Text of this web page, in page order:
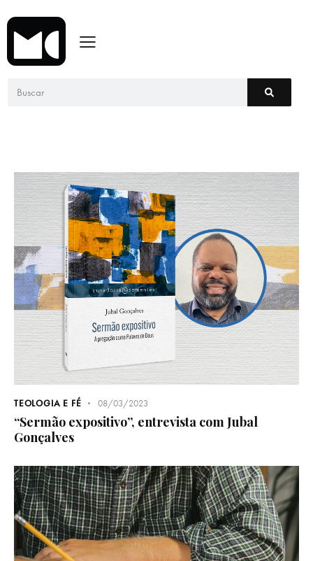
TEOLOGIA E FÉ 08/03/2023
“Sermão expositivo”, entrevista com Jubal
Gonçalves